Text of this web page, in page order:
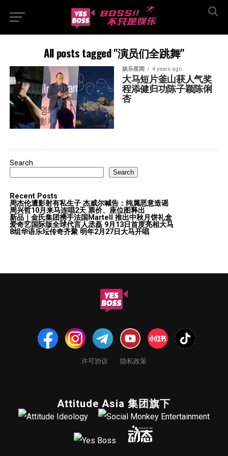
All posts tagged "演员们全跳舞"
娱乐星闻 4 years ago
大马短片釜山获人气奖
程添健归功陈子颖陈俐
杏
Search
Search
Recent Posts
周杰伦遭影射有私生子 杰威尔喊告：纯属恶意造谣
周兴哲10月来马连唱2天 票价、座位图释出
新品｜金氏集团携手法国Martell 推出中秋月饼礼盒
爱奇艺国际版全球代言人丞磊 9月13日首度亮相大马
8组华语乐坛传奇⻬聚 明年2月27日大马开唱
许可协议 隐私政策
Attitude Asia 集团旗下